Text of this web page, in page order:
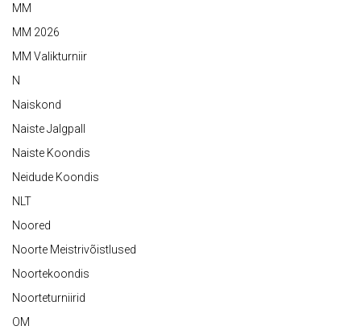
MM
MM 2026
MM Valikturniir
N
Naiskond
Naiste Jalgpall
Naiste Koondis
Neidude Koondis
NLT
Noored
Noorte Meistrivõistlused
Noortekoondis
Noorteturniirid
OM